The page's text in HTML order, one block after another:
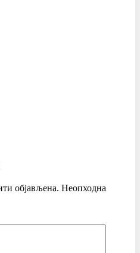
објављена. Неопходна